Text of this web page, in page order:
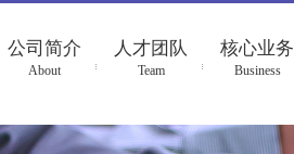
公司简介
About
人才团队
Team
核心业务
Business